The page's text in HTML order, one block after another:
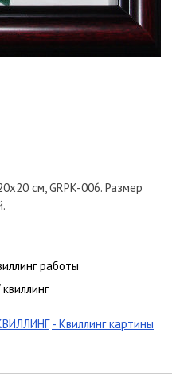
см, GRPK-006. Размер
работы
- Квиллинг картины